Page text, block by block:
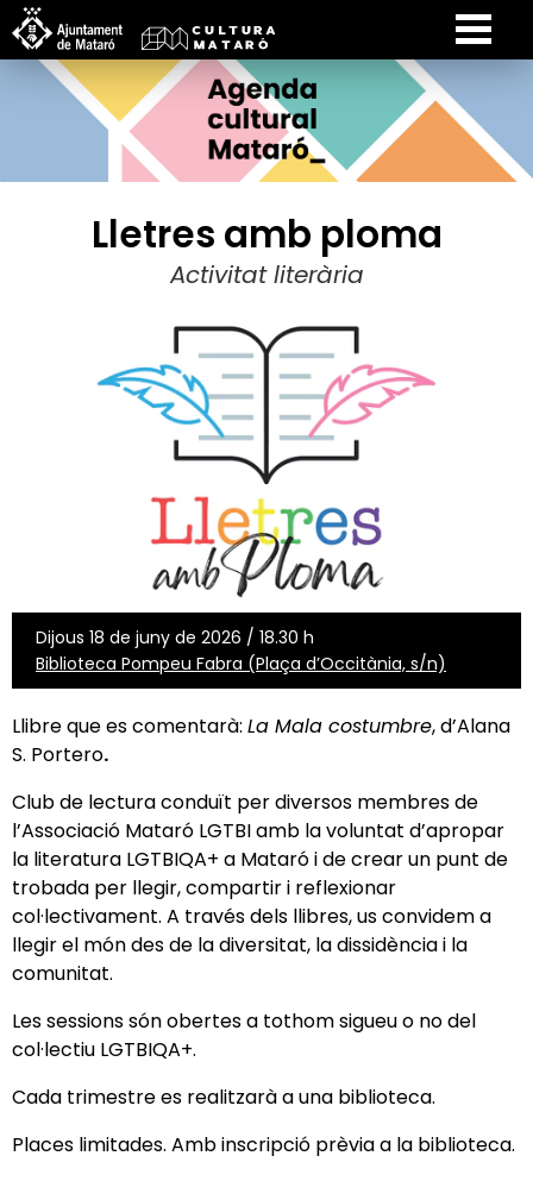
Lletres amb ploma
Activitat literària
Dijous 18 de juny de 2026 / 18.30 h
Biblioteca Pompeu Fabra (Plaça d’Occitània, s/n)
Llibre que es comentarà: La Mala costumbre, d’Alana
S. Portero.
Club de lectura conduït per diversos membres de
l’Associació Mataró LGTBI amb la voluntat d’apropar
la literatura LGTBIQA+ a Mataró i de crear un punt de
trobada per llegir, compartir i reflexionar
col·lectivament. A través dels llibres, us convidem a
llegir el món des de la diversitat, la dissidència i la
comunitat.
Les sessions són obertes a tothom sigueu o no del
col·lectiu LGTBIQA+.
Cada trimestre es realitzarà a una biblioteca.
Places limitades. Amb inscripció prèvia a la biblioteca.